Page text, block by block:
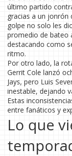
último partido
gracias a un jonrón
golpe no solo les
promedio de bateo
destacando como
ritmo.
Por otro lado, la
Gerrit Cole lanzó
Jays, pero Luis
inestable, dejando
Estas
entre fanáticos y
Lo que